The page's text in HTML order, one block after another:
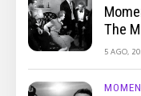
The
5 AGO,